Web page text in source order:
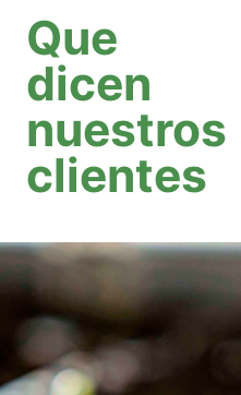
Que
dicen
nuestros
clientes